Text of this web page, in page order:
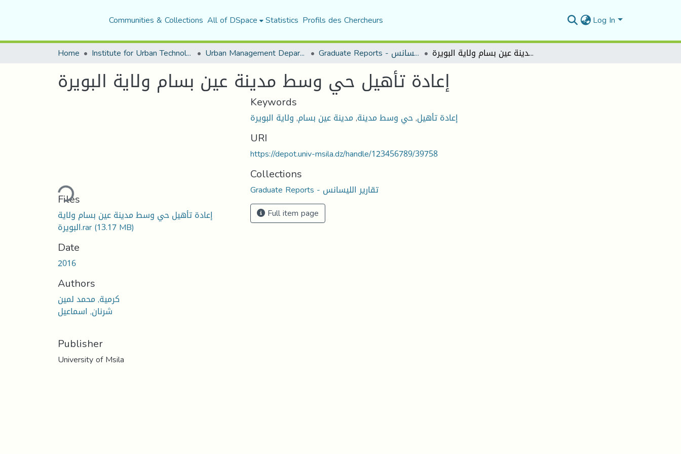
Communities & Collections All of DSpace Statistics Profils des Chercheurs Log In
Home Institute for Urban Technology Management Urban Management Department Graduate Reports - تقارير الليسانس إعادة تأهيل حي وسط مدينة عين بسام ولاية البويرة
إعادة تأهيل حي وسط مدينة عين بسام ولاية البويرة
Loading...
Files
إعادة تأهيل حي وسط مدينة عين بسام ولاية
البويرة.rar(13.17 MB)
Date
2016
Authors
كرمية, محمد لمين
شرنان, اسماعيل
Publisher
University of Msila
Keywords
إعادة تأهيل,حي وسط مدينة,مدينة عين بسام,ولاية البويرة
URI
https://depot.univ-msila.dz/handle/123456789/39758
Collections
Graduate Reports - تقارير الليسانس
Full item page